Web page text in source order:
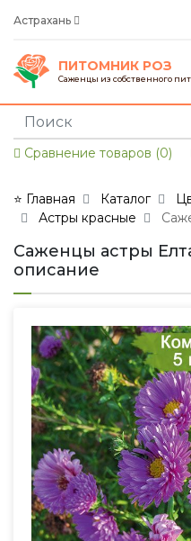
Астрахань
ПИТОМНИК РОЗ
Саженцы из собственного
Сравнение товаров (0)
⭐ Главная Каталог
Астры красные
Саженцы астры
описание